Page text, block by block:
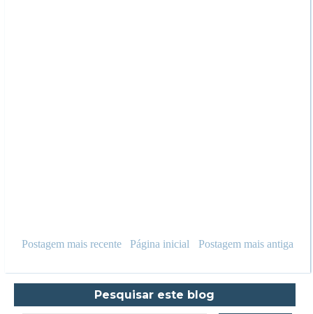
Postagem mais recente Postagem mais antiga
Página inicial
Pesquisar este blog